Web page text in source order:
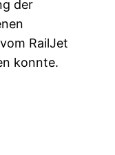
der
RailJet
konnte.